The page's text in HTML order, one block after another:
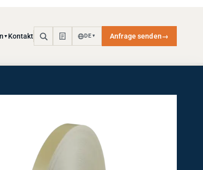
Kontakt DE